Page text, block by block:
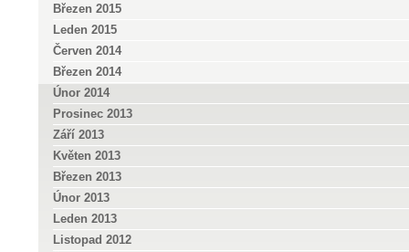
Březen 2015
Leden 2015
Červen 2014
Březen 2014
Únor 2014
Prosinec 2013
Září 2013
Květen 2013
Březen 2013
Únor 2013
Leden 2013
Listopad 2012